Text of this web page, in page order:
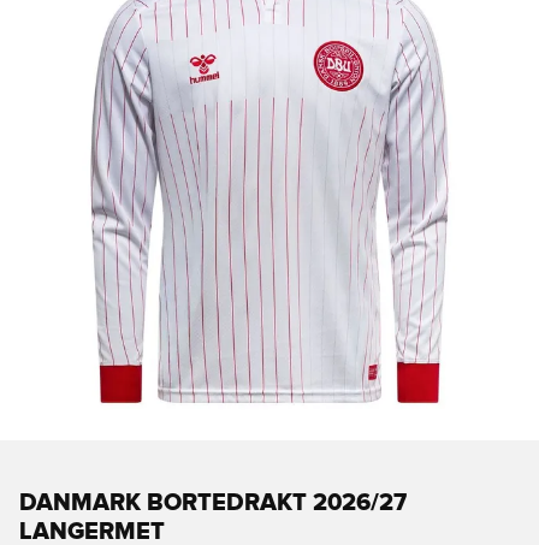
DANMARK BORTEDRAKT 2026/27
LANGERMET